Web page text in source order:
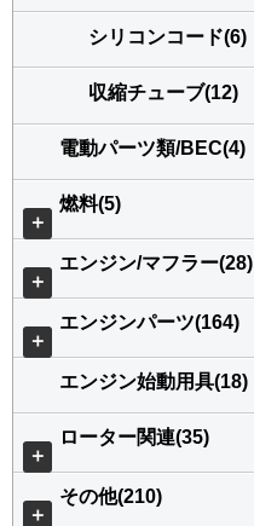
シリコンコード(6)
収縮チューブ(12)
電動パーツ類/BEC(4)
＋
燃料(5)
＋
エンジン/マフラー(28)
＋
エンジンパーツ(164)
エンジン始動用具(18)
＋
ローター関連(35)
＋
その他(210)